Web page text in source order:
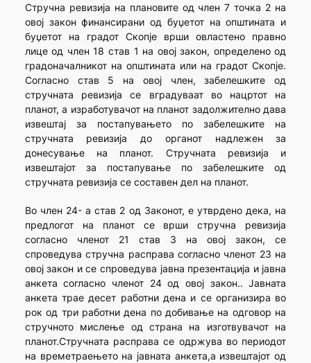
Стручна ревизија на плановите од член 7 точка 2 на
овој закон финансирани од буџетот на општината и
буџетот на градот Скопје врши овластено правно
лице од член 18 став 1 на овој закон, определено од
градоначалникот на општината или на градот Скопје.
Согласно став 5 на овој член, забелешките од
стручната ревизија се вградуваат во нацртот на
планот, а изработувачот на планот задолжително дава
извештај за постапувањето по забелешките на
стручната ревизија до органот надлежен за
донесување на планот. Стручната ревизија и
извештајот за постапување по забелешките од
стручната ревизија се составен дел на планот.
Во член 24- а став 2 од Законот, е утврдено дека, на
предлогот на планот се врши стручна ревизија
согласно членот 21 став 3 на овој закон, се
спроведува стручна расправа согласно членот 23 на
овој закон и се спроведува јавна презентација и јавна
анкета согласно членот 24 од овој закон.. Јавната
анкета трае десет работни дена и се организира во
рок од три работни дена по добивање на одговор на
стручното мислење од страна на изготвувачот на
планот.Стручната расправа се одржува во периодот
на времетраењето на јавната анкета,а извештајот од